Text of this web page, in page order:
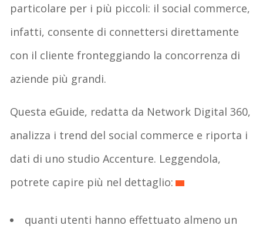
particolare per i più piccoli: il social commerce,
infatti, consente di connettersi direttamente
con il cliente fronteggiando la concorrenza di
aziende più grandi.
Questa eGuide, redatta da Network Digital 360,
analizza i trend del social commerce e riporta i
dati di uno studio Accenture. Leggendola,
potrete capire più nel dettaglio:
quanti utenti hanno effettuato almeno un